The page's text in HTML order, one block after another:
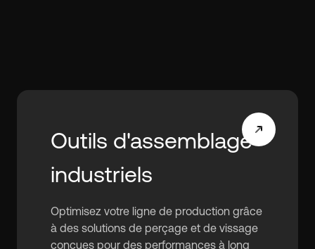
Outils d'assemblage
industriels
Optimisez votre ligne de production grâce
à des solutions de perçage et de vissage
conçues pour des performances à long